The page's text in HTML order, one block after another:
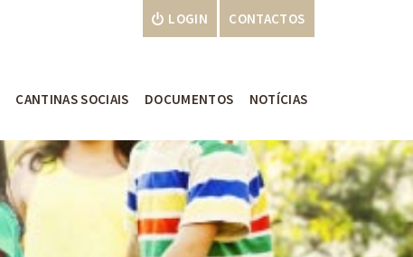
CANTINAS SOCIAIS DOCUMENTOS NOTÍCIAS
LOGIN CONTACTOS